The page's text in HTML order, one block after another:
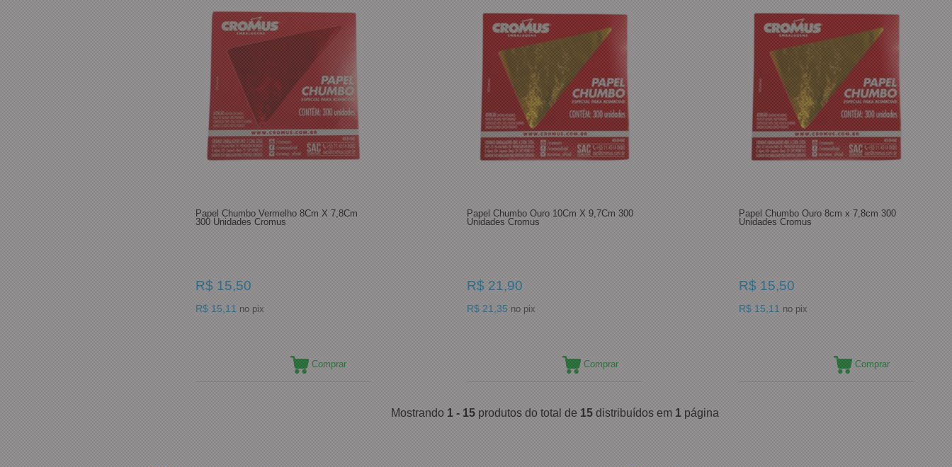
Papel Chumbo Vermelho 8Cm X 7,8Cm
300 Unidades Cromus
R$ 15,50
R$ 15,11 no pix
Comprar
Papel Chumbo Ouro 10Cm X 9,7Cm 300
Unidades Cromus
R$ 21,90
R$ 21,35 no pix
Comprar
Papel Chumbo Ouro 8cm x 7,8cm 300
Unidades Cromus
R$ 15,50
R$ 15,11 no pix
Comprar
Mostrando1 - 15produtos do total de15distribuídos em1página